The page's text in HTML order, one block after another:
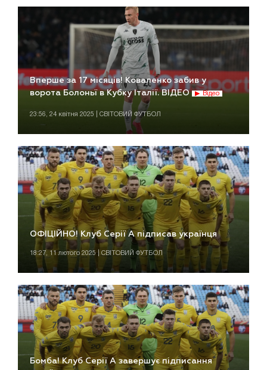
Вперше за 17 місяців! Коваленко забив у
ворота Болоньї в Кубку Італії. ВІДЕО
Відео
23:56, 24 квітня 2025 | СВІТОВИЙ ФУТБОЛ
ОФІЦІЙНО! Клуб Серії А підписав українця
18:27, 11 лютого 2025 | СВІТОВИЙ ФУТБОЛ
Бомба! Клуб Серії А завершує підписання